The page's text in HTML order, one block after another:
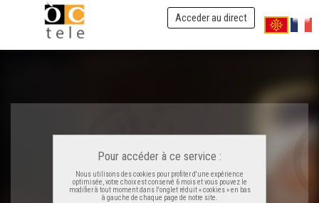
Acceder au direct
Pour accéder à ce service :
Nous utilisons des cookies pour profiter d'une expérience
optimisée, votre choix est conservé 6 mois et vous pouvez le
modifier à tout moment dans l'onglet réduit « cookies » en bas
à gauche de chaque page de notre site.
L'esparga, la respèctas ! - Taula d'Aquitània
La crosti-hondença - Taula d'Aquitània